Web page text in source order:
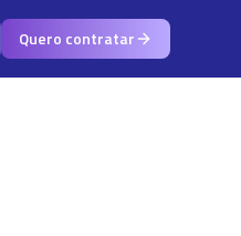
Quero contratar